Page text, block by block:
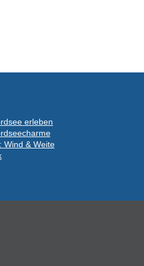
erleben
Wind & Weite